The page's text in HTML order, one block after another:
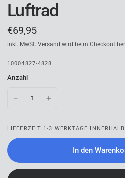
Luftrad
€69,95
inkl. MwSt. Versand wird beim Checkout
10004827-4828
Anzahl
LIEFERZEIT 1-3 WERKTAGE
In den